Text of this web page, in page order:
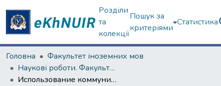
Розділи
та
колекції
Пошук за
критеріями
Статистика
Головна
Факультет іноземних мов
Наукові роботи. Факультет іноземних мов
Использование коммуникативных заданий для совершенствования грамматической и профессиональной компетенции студентов старших курсов языковых вузов